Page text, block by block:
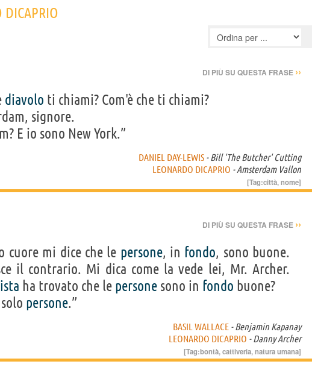
DICAPRIO
DI PIÙ SU QUESTA FRASE ››
diavolo ti chiami? Com'è che ti chiami?
signore.
E io sono New York.”
DANIEL DAY-LEWIS - Bill 'The Butcher' Cutting
LEONARDO DICAPRIO - Amsterdam Vallon
[Tag:città,nome]
DI PIÙ SU QUESTA FRASE ››
cuore mi dice che le persone, in fondo, sono buone.
il contrario. Mi dica come la vede lei, Mr. Archer.
ha trovato che le persone sono in fondo buone?
persone.”
BASIL WALLACE - Benjamin Kapanay
LEONARDO DICAPRIO - Danny Archer
[Tag:bontà,cattiveria,natura umana]